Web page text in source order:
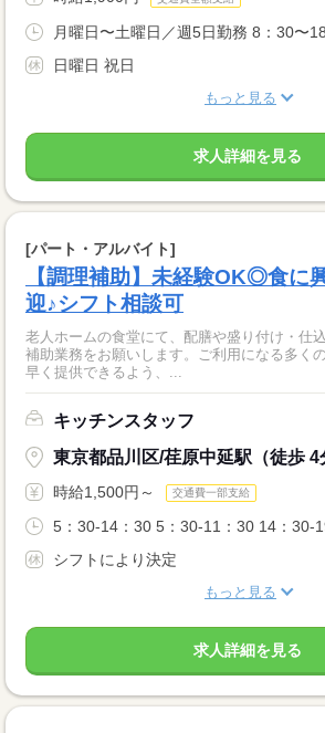
月曜日〜土曜日／週5日勤務 8：30〜18
日曜日 祝日
もっと見る
求人詳細を見る
[パート・アルバイト]
【調理補助】未経験OK◎食に
迎♪シフト相談可
老人ホームの食堂にて、配膳や盛り付け・仕
補助業務をお願いします。ご利用になる多く
早く提供できるよう、...
キッチンスタッフ
東京都品川区/荏原中延駅（徒歩 4
時給1,500円～ 交通費一部支給
5：30-14：30 5：30-11：30 14：30-
シフトにより決定
もっと見る
求人詳細を見る